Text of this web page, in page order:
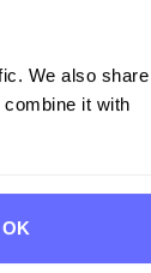
We also share
it with